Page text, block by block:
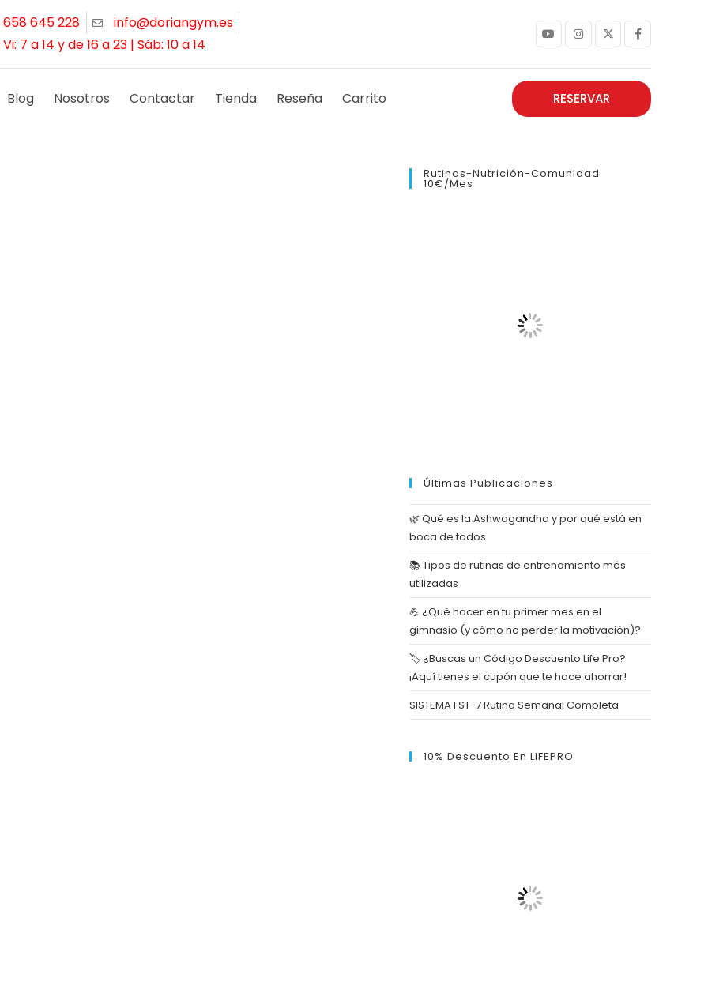
658 645 228
info@doriangym.es
Vi: 7 a 14 y de 16 a 23 | Sáb: 10 a 14
Blog Nosotros Contactar Tienda Reseña Carrito RESERVAR
Rutinas-Nutrición-Comunidad
10€/mes
Últimas Publicaciones
🌿 Qué es la Ashwagandha y por qué está en
boca de todos
📚 Tipos de rutinas de entrenamiento más
utilizadas
💪 ¿Qué hacer en tu primer mes en el
gimnasio (y cómo no perder la motivación)?
🏷️ ¿Buscas un Código Descuento Life Pro?
¡Aquí tienes el cupón que te hace ahorrar!
SISTEMA FST-7 Rutina Semanal Completa
10% Descuento En LIFEPRO